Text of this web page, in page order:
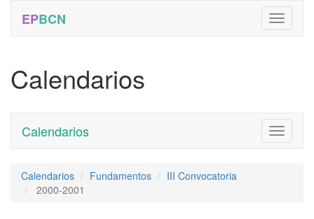
EPBCN
Calendarios
Toggle
Calendarios
Calendarios Fundamentos
III Convocatoria
2000-2001